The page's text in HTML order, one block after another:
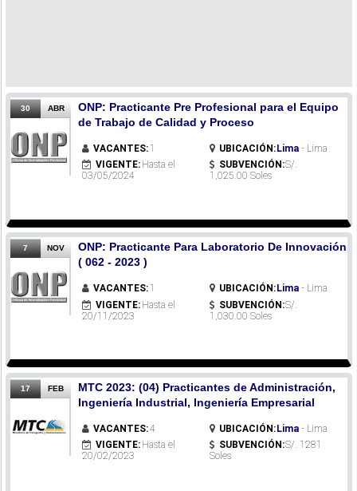
30 ABR
ONP: Practicante Pre Profesional para el Equipo
de Trabajo de Calidad y Proceso
VACANTES: 1 UBICACIÓN:Lima - Lima
VIGENTE: Hasta el
03/05/2024
SUBVENCIÓN:S/.
1,025.00 Soles
7 NOV
ONP: Practicante Para Laboratorio De Innovación
( 062 - 2023 )
VACANTES: 1 UBICACIÓN: Lima - Lima
VIGENTE: Hasta el
20/11/2023
SUBVENCIÓN:S/.
1,030.00 Soles
17 FEB
MTC 2023: (04) Practicantes de Administración,
Ingeniería Industrial, Ingeniería Empresarial
VACANTES:4 UBICACIÓN:Lima - Lima
VIGENTE: Hasta el
20/02/2023
SUBVENCIÓN:S/. 1281
Soles